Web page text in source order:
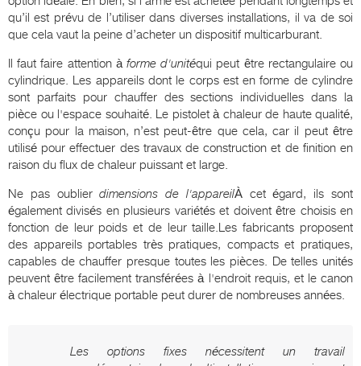
qu’il est prévu de l’utiliser dans diverses installations, il va de soi
que cela vaut la peine d’acheter un dispositif multicarburant.
Il faut faire attention à forme d'unitéqui peut être rectangulaire ou
cylindrique. Les appareils dont le corps est en forme de cylindre
sont parfaits pour chauffer des sections individuelles dans la
pièce ou l'espace souhaité. Le pistolet à chaleur de haute qualité,
conçu pour la maison, n’est peut-être que cela, car il peut être
utilisé pour effectuer des travaux de construction et de finition en
raison du flux de chaleur puissant et large.
Ne pas oublierdimensions de l'appareilÀ cet égard, ils sont
également divisés en plusieurs variétés et doivent être choisis en
fonction de leur poids et de leur taille.Les fabricants proposent
des appareils portables très pratiques, compacts et pratiques,
capables de chauffer presque toutes les pièces. De telles unités
peuvent être facilement transférées à l'endroit requis, et le canon
à chaleur électrique portable peut durer de nombreuses années.
Les options fixes nécessitent un travail